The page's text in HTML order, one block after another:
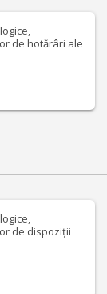
de hotărâri ale
de dispoziții